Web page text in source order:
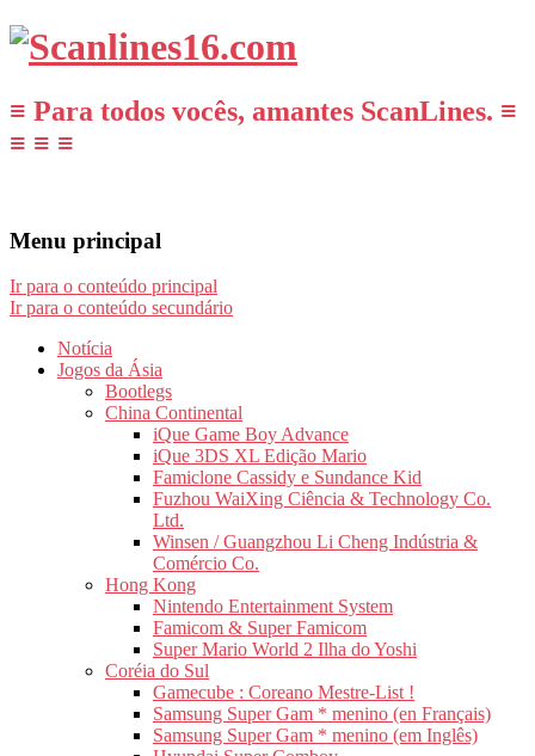
≡ Para todos vocês, amantes ScanLines. ≡
≡ ≡ ≡
Menu principal
Ir para o conteúdo principal
Ir para o conteúdo secundário
Notícia
Jogos da Ásia
Bootlegs
China Continental
iQue Game Boy Advance
iQue 3DS XL Edição Mario
Famiclone Cassidy e Sundance Kid
Fuzhou WaiXing Ciência & Technology Co.
Ltd.
Winsen / Guangzhou Li Cheng Indústria &
Comércio Co.
Hong Kong
Nintendo Entertainment System
Famicom & Super Famicom
Super Mario World 2 Ilha do Yoshi
Coréia do Sul
Gamecube : Coreano Mestre-List !
Samsung Super Gam * menino (en Français)
Samsung Super Gam * menino (em Inglês)